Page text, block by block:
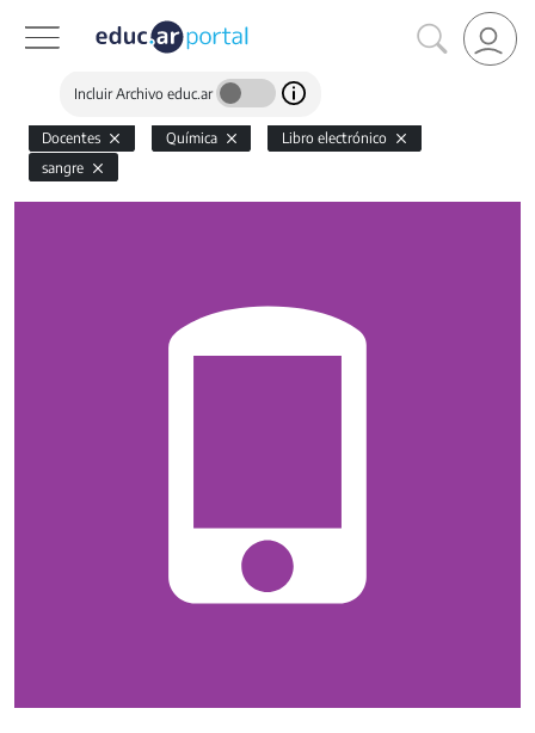
Incluir Archivo educ.ar
Docentes Química
Libro electrónico
sangre